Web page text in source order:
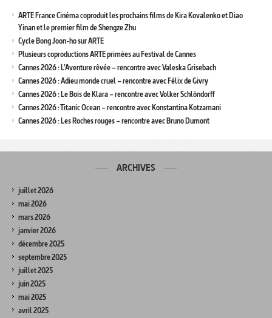
ARTE France Cinéma coproduit les prochains films de Kira Kovalenko et Diao
Yinan et le premier film de Shengze Zhu
Cycle Bong Joon-ho sur ARTE
Plusieurs coproductions ARTE primées au Festival de Cannes
Cannes 2026 : L’Aventure rêvée – rencontre avec Valeska Grisebach
Cannes 2026 : Adieu monde cruel – rencontre avec Félix de Givry
Cannes 2026 : Le Bois de Klara – rencontre avec Volker Schlöndorff
Cannes 2026 : Titanic Ocean – rencontre avec Konstantina Kotzamani
Cannes 2026 : Les Roches rouges – rencontre avec Bruno Dumont
ARCHIVES
juillet 2026
mai 2026
mars 2026
janvier 2026
décembre 2025
septembre 2025
juillet 2025
juin 2025
mai 2025
avril 2025